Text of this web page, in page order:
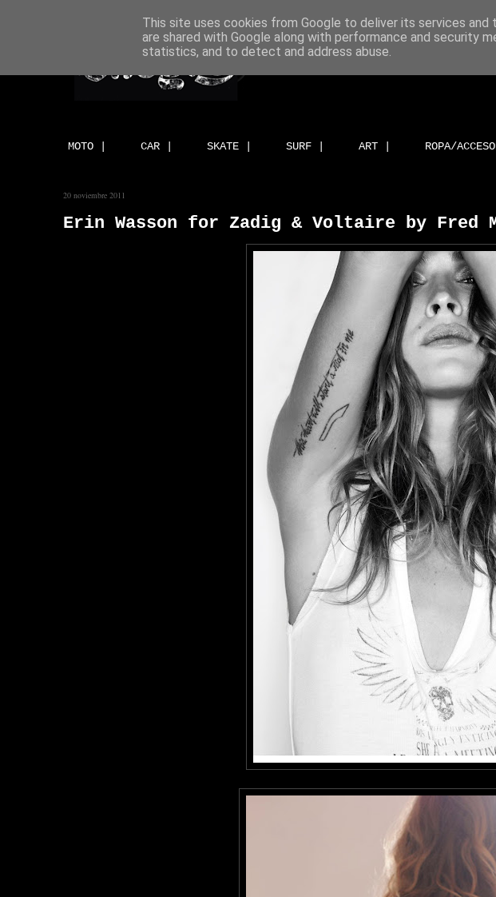
MOTO | CAR | SKATE | SURF | ART | ROPA/
20 noviembre 2011
Erin Wasson for Zadig & Voltaire by Fred
This site uses cookies from Google to deliver its services and
are shared with Google along with performance and security
statistics, and to detect and address abuse.